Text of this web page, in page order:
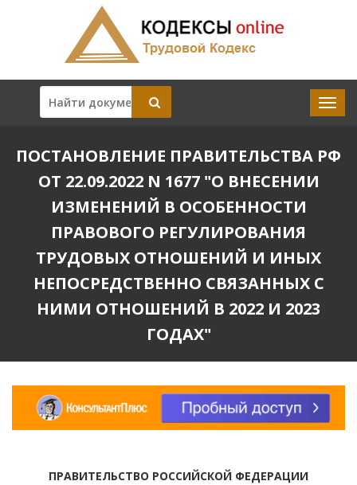
ПОСТАНОВЛЕНИЕ ПРАВИТЕЛЬСТВА РФ
ОТ 22.09.2022 N 1677 "О ВНЕСЕНИИ
ИЗМЕНЕНИЙ В ОСОБЕННОСТИ
ПРАВОВОГО РЕГУЛИРОВАНИЯ
ТРУДОВЫХ ОТНОШЕНИЙ И ИНЫХ
НЕПОСРЕДСТВЕННО СВЯЗАННЫХ С
НИМИ ОТНОШЕНИЙ В 2022 И 2023
ГОДАХ"
ПРАВИТЕЛЬСТВО РОССИЙСКОЙ ФЕДЕРАЦИИ